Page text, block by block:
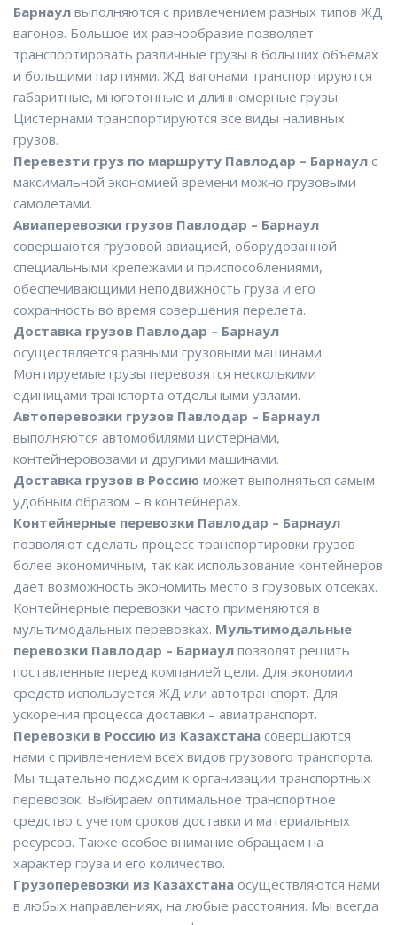
Барнаул выполняются с привлечением разных типов ЖД
вагонов. Большое их разнообразие позволяет
транспортировать различные грузы в больших объемах
и большими партиями. ЖД вагонами транспортируются
габаритные, многотонные и длинномерные грузы.
Цистернами транспортируются все виды наливных
грузов.
Перевезти груз по маршруту Павлодар – Барнаул с
максимальной экономией времени можно грузовыми
самолетами.
Авиаперевозки грузов Павлодар – Барнаул
совершаются грузовой авиацией, оборудованной
специальными крепежами и приспособлениями,
обеспечивающими неподвижность груза и его
сохранность во время совершения перелета.
Доставка грузов Павлодар – Барнаул
осуществляется разными грузовыми машинами.
Монтируемые грузы перевозятся несколькими
единицами транспорта отдельными узлами.
Автоперевозки грузов Павлодар – Барнаул
выполняются автомобилями цистернами,
контейнеровозами и другими машинами.
Доставка грузов в Россию может выполняться самым
удобным образом – в контейнерах.
Контейнерные перевозки Павлодар – Барнаул
позволяют сделать процесс транспортировки грузов
более экономичным, так как использование контейнеров
дает возможность экономить место в грузовых отсеках.
Контейнерные перевозки часто применяются в
мультимодальных перевозках. Мультимодальные
перевозки Павлодар – Барнаул позволят решить
поставленные перед компанией цели. Для экономии
средств используется ЖД или автотранспорт. Для
ускорения процесса доставки – авиатранспорт.
Перевозки в Россию из Казахстана совершаются
нами с привлечением всех видов грузового транспорта.
Мы тщательно подходим к организации транспортных
перевозок. Выбираем оптимальное транспортное
средство с учетом сроков доставки и материальных
ресурсов. Также особое внимание обращаем на
характер груза и его количество.
Грузоперевозки из Казахстана осуществляются нами
в любых направлениях, на любые расстояния. Мы всегда